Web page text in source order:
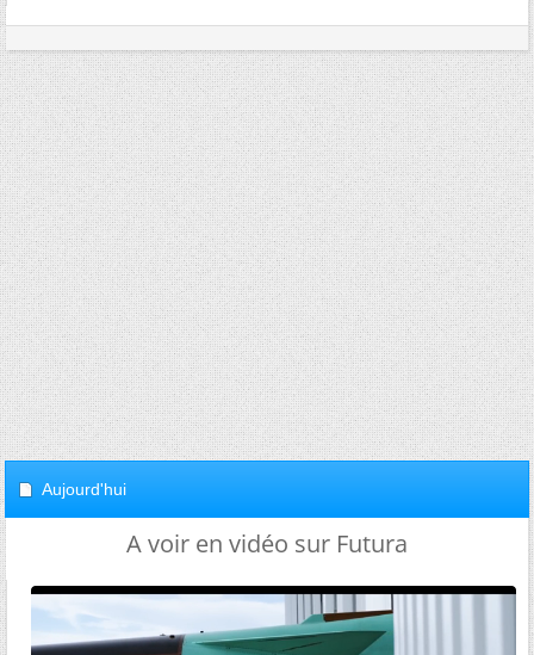
Aujourd'hui
A voir en vidéo sur Futura